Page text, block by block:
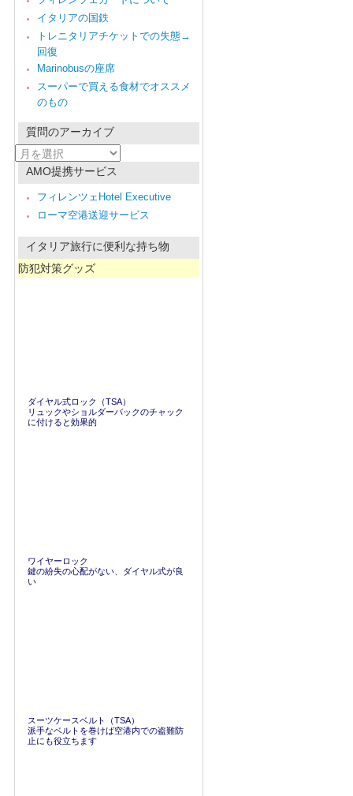
イタリアの国鉄
トレニタリアチケットでの失態→
回復
Marinobusの座席
スーパーで買える食材でオススメ
のもの
質問のアーカイブ
質
問
AMO提携サービス
フィレンツェHotel Executive
ローマ空港送迎サービス
イタリア旅行に便利な持ち物
防犯対策グッズ
ダイヤル式ロック（TSA）
リュックやショルダーバックのチャック
に付けると効果的
ワイヤーロック
鍵の紛失の心配がない、ダイヤル式が良
い
スーツケースベルト（TSA）
派手なベルトを巻けば空港内での盗難防
止にも役立ちます